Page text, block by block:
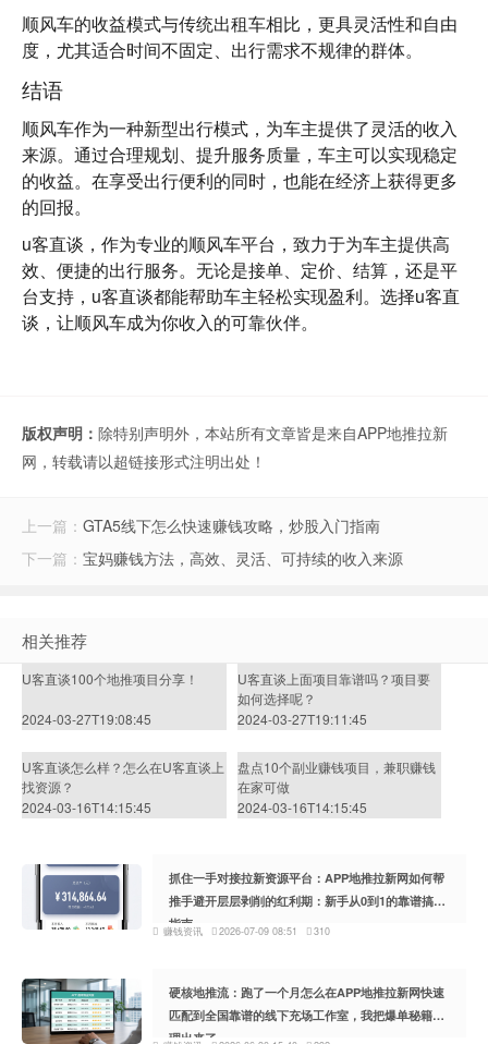
顺风车的收益模式与传统出租车相比，更具灵活性和自由
度，尤其适合时间不固定、出行需求不规律的群体。
结语
顺风车作为一种新型出行模式，为车主提供了灵活的收入
来源。通过合理规划、提升服务质量，车主可以实现稳定
的收益。在享受出行便利的同时，也能在经济上获得更多
的回报。
u客直谈 ，作为专业的顺风车平台，致力于为车主提供高
效、便捷的出行服务。无论是接单、定价、结算，还是平
台支持，u客直谈都能帮助车主轻松实现盈利。选择u客直
谈，让顺风车成为你收入的可靠伙伴。
版权声明： 除特别声明外，本站所有文章皆是来自APP地推拉新
网，转载请以超链接形式注明出处！
上一篇： GTA5线下怎么快速赚钱攻略，炒股入门指南
下一篇： 宝妈赚钱方法，高效、灵活、可持续的收入来源
相关推荐
U客直谈100个地推项目分享！
2024-03-27T19:08:45
U客直谈上面项目靠谱吗？项目要
如何选择呢？
2024-03-27T19:11:45
U客直谈怎么样？怎么在U客直谈上
找资源？
2024-03-16T14:15:45
盘点10个副业赚钱项目，兼职赚钱
在家可做
2024-03-16T14:15:45
抓住一手对接拉新资源平台：APP地推拉新网如何帮
推手避开层层剥削的红利期：新手从0到1的靠谱搞钱
指南
赚钱资讯 2026-07-09 08:51 310
硬核地推流：跑了一个月怎么在APP地推拉新网快速
匹配到全国靠谱的线下充场工作室，我把爆单秘籍整
理出来了